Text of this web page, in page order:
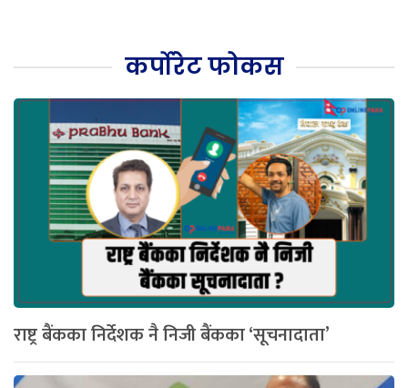
कर्पोरेट फोकस
राष्ट्र बैंकका निर्देशक नै निजी बैंकका ‘सूचनादाता’